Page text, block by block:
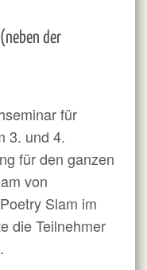
der
für
3. und 4.
für den ganzen
von
Slam im
die Teilnehmer